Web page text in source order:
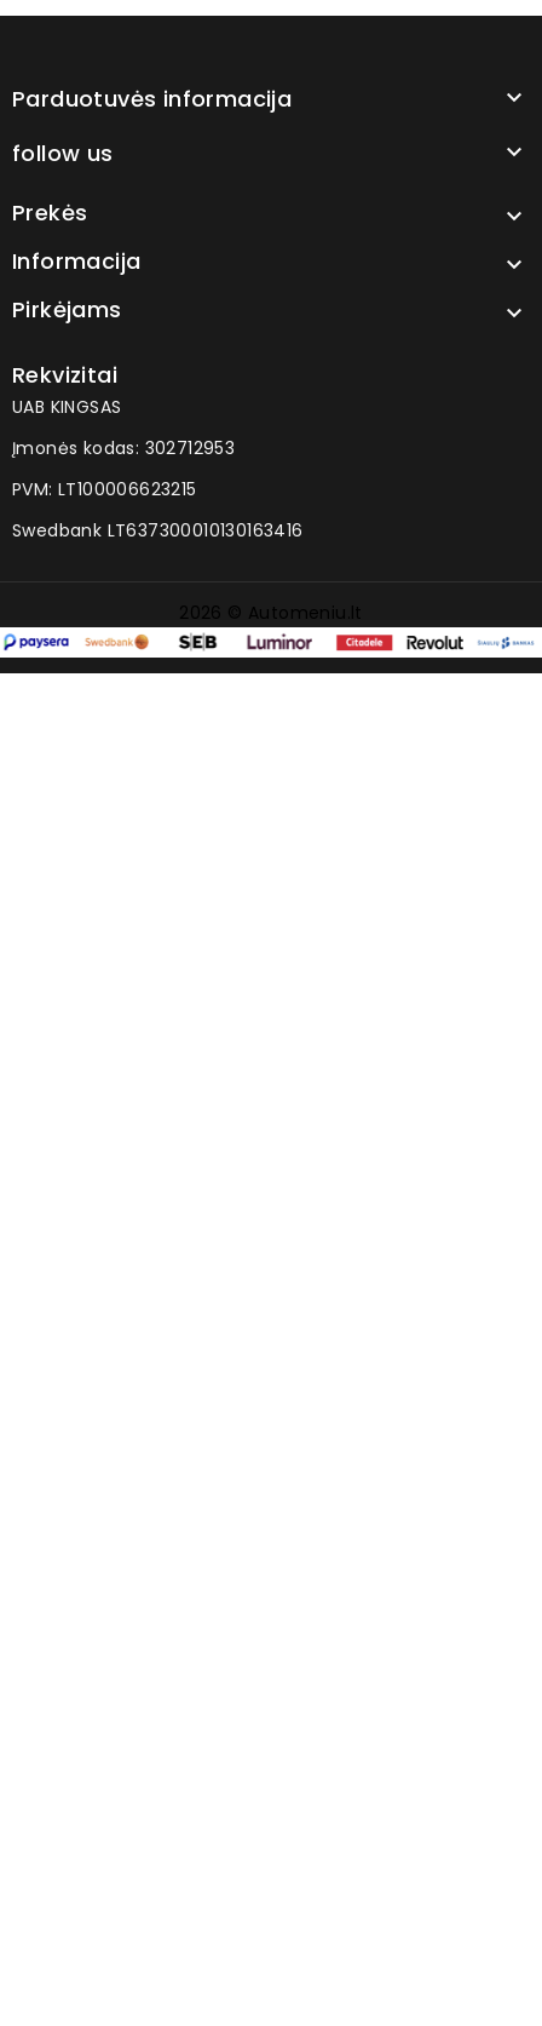
Parduotuvės informacija 
follow us 
Prekės 
Informacija 
Pirkėjams 
Rekvizitai
UAB KINGSAS
Įmonės kodas: 302712953
PVM: LT100006623215
Swedbank LT637300010130163416
2026 © Automeniu.lt